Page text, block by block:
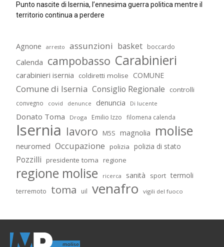
Punto nascite di Isernia, l’ennesima guerra politica mentre il
territorio continua a perdere
Agnone arresto assunzioni basket boccardo
Calenda campobasso Carabinieri
carabinieri isernia coldiretti molise COMUNE
Comune di Isernia Consiglio Regionale controlli
convegno covid denunce denuncia Di lucente
Donato Toma Droga Emilio Izzo filomena calenda
Isernia lavoro M5S magnolia molise
neuromed Occupazione polizia polizia di stato
Pozzilli presidente toma regione
regione molise ricerca sanità sport termoli
terremoto toma uil venafro vigili del fuoco